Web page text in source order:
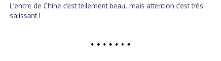
L’encre de Chine c’est tellement beau, mais attention c’est très
salissant !